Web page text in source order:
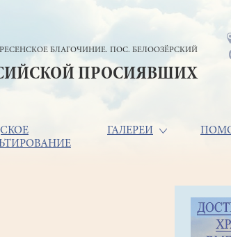
БЛАГОЧИНИЕ. ПОС. БЕЛООЗЁРСКИЙ
ПРОСИЯВШИХ
ГАЛЕРЕИ